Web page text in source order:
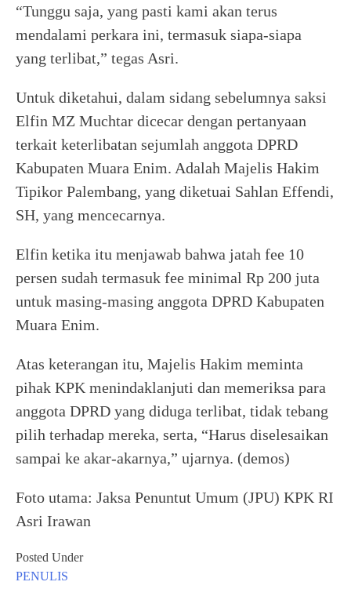
“Tunggu saja, yang pasti kami akan terus
mendalami perkara ini, termasuk siapa-siapa
yang terlibat,” tegas Asri.
Untuk diketahui, dalam sidang sebelumnya saksi
Elfin MZ Muchtar dicecar dengan pertanyaan
terkait keterlibatan sejumlah anggota DPRD
Kabupaten Muara Enim. Adalah Majelis Hakim
Tipikor Palembang, yang diketuai Sahlan Effendi,
SH, yang mencecarnya.
Elfin ketika itu menjawab bahwa jatah fee 10
persen sudah termasuk fee minimal Rp 200 juta
untuk masing-masing anggota DPRD Kabupaten
Muara Enim.
Atas keterangan itu, Majelis Hakim meminta
pihak KPK menindaklanjuti dan memeriksa para
anggota DPRD yang diduga terlibat, tidak tebang
pilih terhadap mereka, serta, “Harus diselesaikan
sampai ke akar-akarnya,” ujarnya. (demos)
Foto utama: Jaksa Penuntut Umum (JPU) KPK RI
Asri Irawan
Posted Under
PENULIS